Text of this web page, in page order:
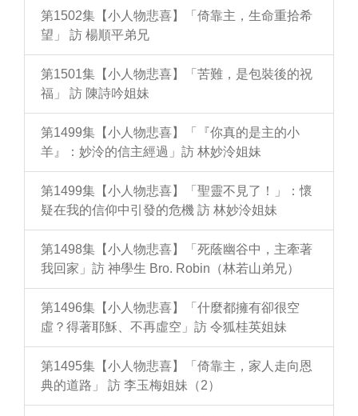
第1502集【小人物悲喜】「倚靠主，生命重拾希
望」 訪 楊順平弟兄
第1501集【小人物悲喜】「苦難，是包裝後的祝
福」 訪 陳詩吟姐妹
第1499集【小人物悲喜】「『你真的是主的小
羊』：妙泠的信主經過」訪 林妙泠姐妹
第1499集【小人物悲喜】「聖靈不見了！」：懷
疑在我的信仰中引發的危機 訪 林妙泠姐妹
第1498集【小人物悲喜】「死蔭幽谷中，主牽著
我回家」訪 神學生 Bro. Robin（林若山弟兄）
第1496集【小人物悲喜】「什麼都擁有卻很空
虛？得著耶穌、不再虛空」訪 令狐桂英姐妹
第1495集【小人物悲喜】「倚靠主，家人走向恩
典的道路」 訪 李玉梅姐妹（2）